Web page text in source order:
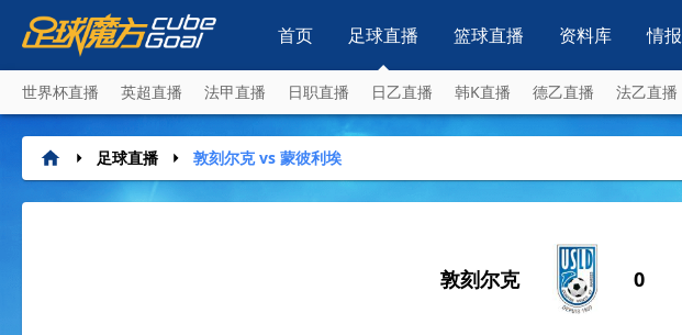
首页 足球直播
世界杯直播 英超直播 法甲直播 日职直播 日乙直播 韩K直播 德乙直播 法乙直播
篮球直播 资料库 情报
足球直播 敦刻尔克 vs 蒙彼利埃
敦刻尔克 0